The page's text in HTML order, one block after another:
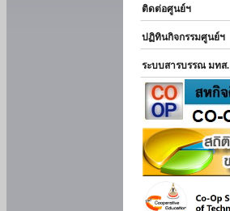
ติดต่อศูนย์ฯ
ปฏิทินกิจกรรมศูนย์ฯ
ระบบสารบรรณ มทส.